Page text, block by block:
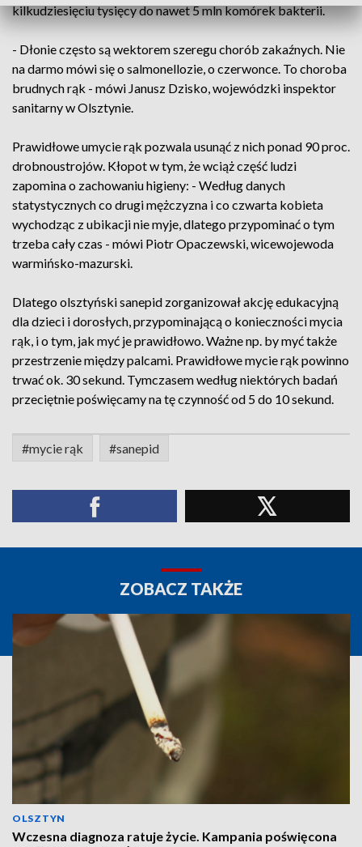
kilkudziesięciu tysięcy do nawet 5 mln komórek bakterii.
- Dłonie często są wektorem szeregu chorób zakaźnych. Nie
na darmo mówi się o salmonellozie, o czerwonce. To choroba
brudnych rąk - mówi Janusz Dzisko, wojewódzki inspektor
sanitarny w Olsztynie.
Prawidłowe umycie rąk pozwala usunąć z nich ponad 90 proc.
drobnoustrojów. Kłopot w tym, że wciąż część ludzi
zapomina o zachowaniu higieny: - Według danych
statystycznych co drugi mężczyzna i co czwarta kobieta
wychodząc z ubikacji nie myje, dlatego przypominać o tym
trzeba cały czas - mówi Piotr Opaczewski, wicewojewoda
warmińsko-mazurski.
Dlatego olsztyński sanepid zorganizował akcję edukacyjną
dla dzieci i dorosłych, przypominającą o konieczności mycia
rąk, i o tym, jak myć je prawidłowo. Ważne np. by myć także
przestrzenie między palcami. Prawidłowe mycie rąk powinno
trwać ok. 30 sekund. Tymczasem według niektórych badań
przeciętnie poświęcamy na tę czynność od 5 do 10 sekund.
#mycie rąk #sanepid
ZOBACZ TAKŻE
OLSZTYN
Wczesna diagnoza ratuje życie. Kampania poświęcona